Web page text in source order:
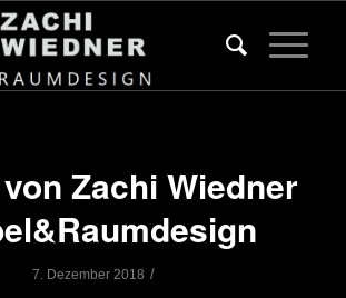
Zachi Wiedner
7. Dezember 2018 /